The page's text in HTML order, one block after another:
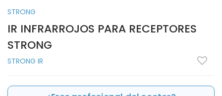
STRONG
IR INFRARROJOS PARA RECEPTORES
STRONG
STRONG IR